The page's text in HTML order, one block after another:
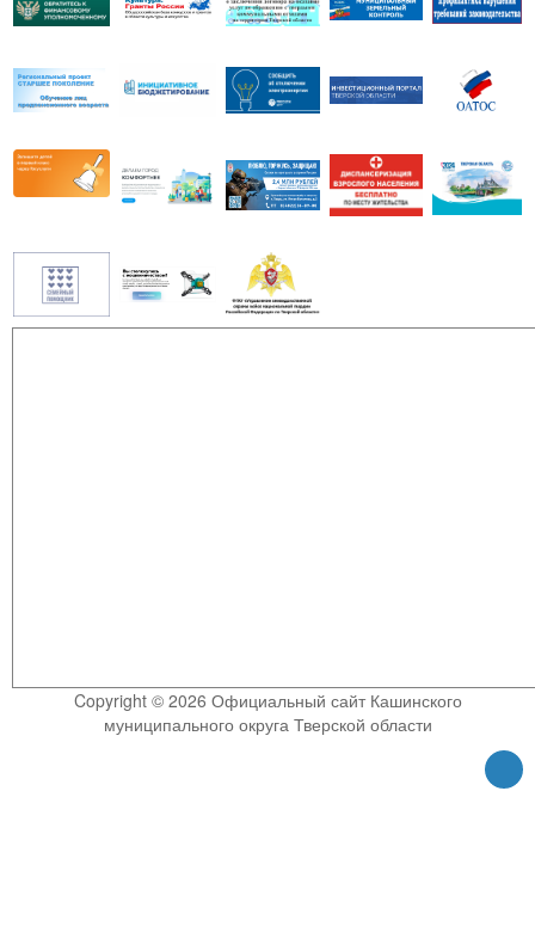
Copyright © 2026 Официальный сайт Кашинского
муниципального округа Тверской области